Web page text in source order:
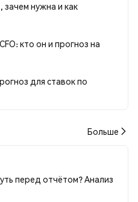
нужна и как
кто он и прогноз на
для ставок по
Больше
перед отчётом? Анализ